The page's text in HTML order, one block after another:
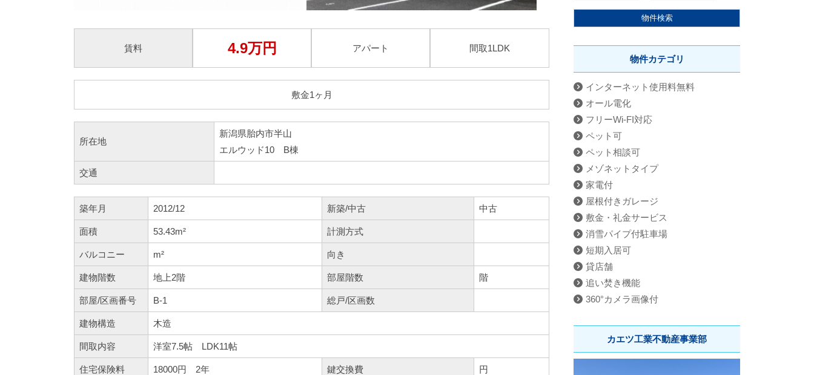
賃料 4.9万円 アパート 間取1LDK
敷金1ヶ月
所在地
新潟県胎内市半山
エルウッド10 B棟
交通
築年月 2012/12 新築/中古 中古
面積 53.43m² 計測方式
バルコニー m² 向き
建物階数 地上2階 部屋階数 階
部屋/区画番号 B-1 総戸/区画数
建物構造 木造
間取内容 洋室7.5帖 LDK11帖
住宅保険料 18000円 2年 鍵交換費 円
物件カテゴリ
インターネット使用料無料
オール電化
フリーWi-FI対応
ペット可
ペット相談可
メゾネットタイプ
家電付
屋根付きガレージ
敷金・礼金サービス
消雪パイプ付駐車場
短期入居可
貸店舗
追い焚き機能
360°カメラ画像付
カエツ工業不動産事業部